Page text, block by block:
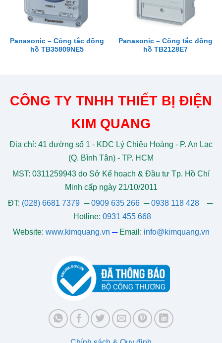
Panasonic – Công tắc đồng
hồ TB35809NE5
Panasonic – Công tắc đồng
hồ TB2128E7
CÔNG TY TNHH THIẾT BỊ ĐIỆN
KIM QUANG
Địa chỉ: 41 đường số 1 - KDC Lý Chiêu Hoàng - P. An Lạc
(Q. Bình Tân) - TP. HCM
MST: 0311259943 do Sở Kế hoạch & Đầu tư Tp. Hồ Chí
Minh cấp ngày 21/10/2011
ĐT: (028) 6681 7379 ─0909 635 266─0938 118 428─
Hotline: 0931 455 668
Website: www.kimquang.vn ─ Email: info@kimquang.vn